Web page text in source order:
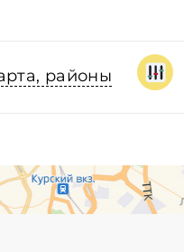
районы